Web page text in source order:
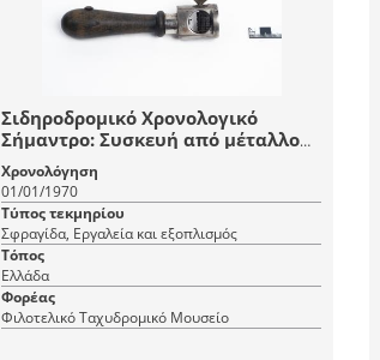
Σιδηροδρομικό Χρονολογικό
Σήμαντρο: Συσκευή από μέταλλο
και ξύλο δεκαετίας '70 με
περιστρεφόμενο αριθμητήρα
Χρονολόγηση
01/01/1970
Τύπος τεκμηρίου
Σφραγίδα, Εργαλεία και εξοπλισμός
Τόπος
Ελλάδα
Φορέας
Φιλοτελικό Ταχυδρομικό Μουσείο